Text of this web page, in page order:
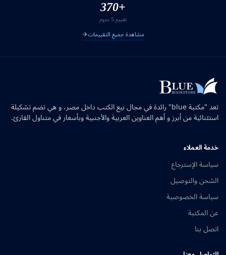
+370
تقييم 5 نجوم
مشاهدة جميع التقييمات
تعد "مكتبة blue" رائدة في مجال بيع الكتب داخل مصر، و هي تضم تشكيلة
استثنائية من أبرز و أهم العناوين العربية والأجنبية وبأسعار في متناول القارئ.
خدمة العملاء
سياسة الإسترجاع
الشحن والتوصيل
سياسة الخصوصية
عن المكتبة
اتصل بنا